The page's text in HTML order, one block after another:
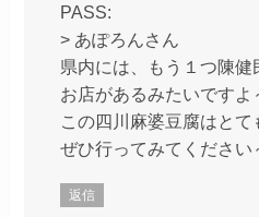
PASS:
> あぽろんさん
県内には、もう１つ陳
お店があるみたいですよ
この四川麻婆豆腐はと
ぜひ行ってみてください
返信